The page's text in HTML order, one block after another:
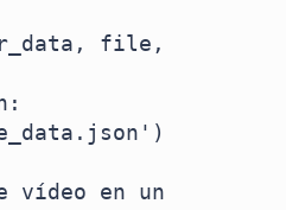
vídeo en un